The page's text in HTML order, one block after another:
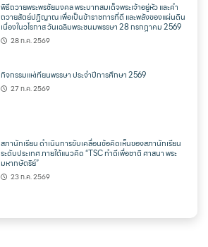
พิธีถวายพระพรชัยมงคล พระบาทสมเด็จพระเจ้าอยู่หัว และคำ
ถวายสัตย์ปฏิญาณ เพื่อเป็นข้าราชการที่ดี และพลังของแผ่นดิน
เนื่องในวโรกาส วันเฉลิมพระชนมพรรษา 28 กรกฎาคม 2569
28 ก.ค. 2569
กิจกรรมแห่เทียนพรรษา ประจำปีการศึกษา 2569
27 ก.ค. 2569
สภานักเรียน ดำเนินการขับเคลื่อนข้อคิดเห็นของสภานักเรียน
ระดับประเทศ ภายใต้แนวคิด “TSC ทำดีเพื่อชาติ ศาสนา พระ
มหากษัตริย์”
23 ก.ค. 2569